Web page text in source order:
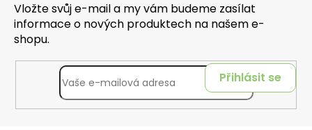
Vložte svůj e-mail a my vám budeme zasílat
informace o nových produktech na našem e-
shopu.
Přihlásit se